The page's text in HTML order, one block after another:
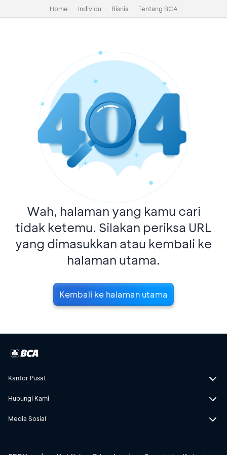
Home Individu Bisnis Tentang BCA
Wah, halaman yang kamu cari
tidak ketemu. Silakan periksa URL
yang dimasukkan atau kembali ke
halaman utama.
Kembali ke halaman utama
Kantor Pusat
Hubungi Kami
Media Sosial